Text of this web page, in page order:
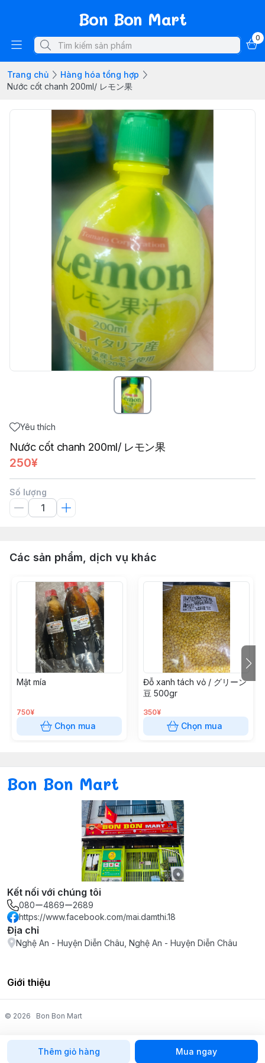
Bon Bon Mart
0
Trang chủ
Hàng hóa tổng hợp
Nước cốt chanh 200ml/ レモン果
Yêu thích
Nước cốt chanh 200ml/ レモン果
250¥
Số lượng
Thêm giỏ hàng Mua ngay
Các sản phẩm, dịch vụ khác
Mật mía
750¥
Chọn mua
Đỗ xanh tách vỏ / グリーン
豆 500gr
350¥
Chọn mua
Bon Bon Mart
Kết nối với chúng tôi
080ー4869ー2689
https://www.facebook.com/mai.damthi.18
Địa chỉ
Nghệ An - Huyện Diễn Châu, Nghệ An - Huyện Diễn Châu
Giới thiệu
© 2026 Bon Bon Mart